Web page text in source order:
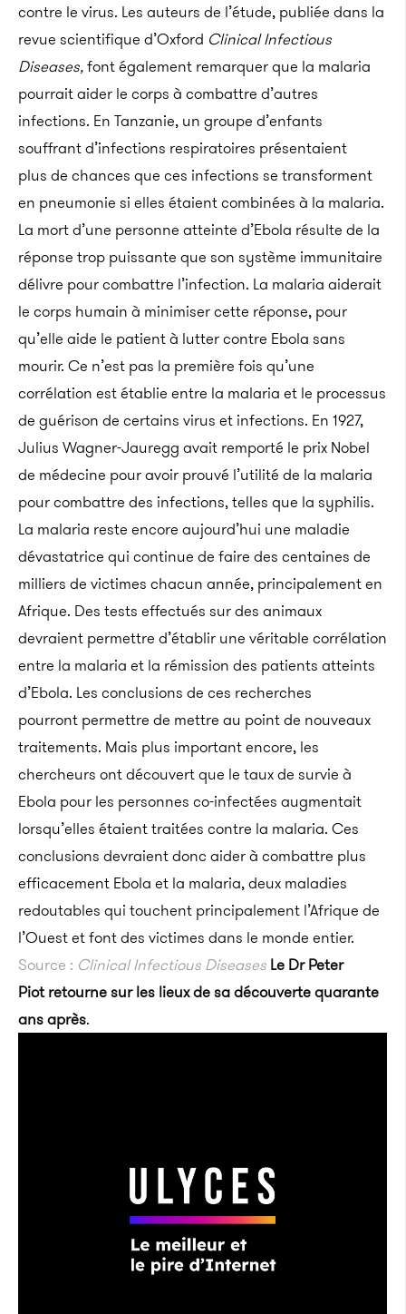
contre le virus. Les auteurs de l’étude, publiée dans la
revue scientifique d’Oxford Clinical Infectious
Diseases,font également remarquer que la malaria
pourrait aider le corps à combattre d’autres
infections. En Tanzanie, un groupe d’enfants
souffrant d’infections respiratoires présentaient
plus de chances que ces infections se transforment
en pneumonie si elles étaient combinées à la malaria.
La mort d’une personne atteinte d’Ebola résulte de la
réponse trop puissante que son système immunitaire
délivre pour combattre l’infection. La malaria aiderait
le corps humain à minimiser cette réponse, pour
qu’elle aide le patient à lutter contre Ebola sans
mourir. Ce n’est pas la première fois qu’une
corrélation est établie entre la malaria et le processus
de guérison de certains virus et infections. En 1927,
Julius Wagner-Jauregg avait remporté le prix Nobel
de médecine pour avoir prouvé l’utilité de la malaria
pour combattre des infections, telles que la syphilis.
La malaria reste encore aujourd’hui une maladie
dévastatrice qui continue de faire des centaines de
milliers de victimes chacun année, principalement en
Afrique. Des tests effectués sur des animaux
devraient permettre d’établir une véritable corrélation
entre la malaria et la rémission des patients atteints
d’Ebola. Les conclusions de ces recherches
pourront permettre de mettre au point de nouveaux
traitements. Mais plus important encore, les
chercheurs ont découvert que le taux de survie à
Ebola pour les personnes co-infectées augmentait
lorsqu’elles étaient traitées contre la malaria. Ces
conclusions devraient donc aider à combattre plus
efficacement Ebola et la malaria, deux maladies
redoutables qui touchent principalement l’Afrique de
l’Ouest et font des victimes dans le monde entier.
Source : Clinical Infectious Diseases Le Dr Peter
Piot retourne sur les lieux de sa découverte quarante
ans après.